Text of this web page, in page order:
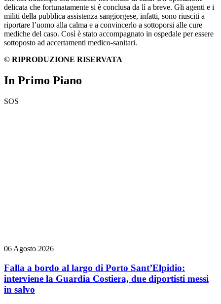
delicata che fortunatamente si è conclusa da lì a breve. Gli agenti e i
militi della pubblica assistenza sangiorgese, infatti, sono riusciti a
riportare l’uomo alla calma e a convincerlo a sottoporsi alle cure
mediche del caso. Così è stato accompagnato in ospedale per essere
sottoposto ad accertamenti medico-sanitari.
© RIPRODUZIONE RISERVATA
In Primo Piano
SOS
06 Agosto 2026
Falla a bordo al largo di Porto Sant’Elpidio:
interviene la Guardia Costiera, due diportisti messi
in salvo